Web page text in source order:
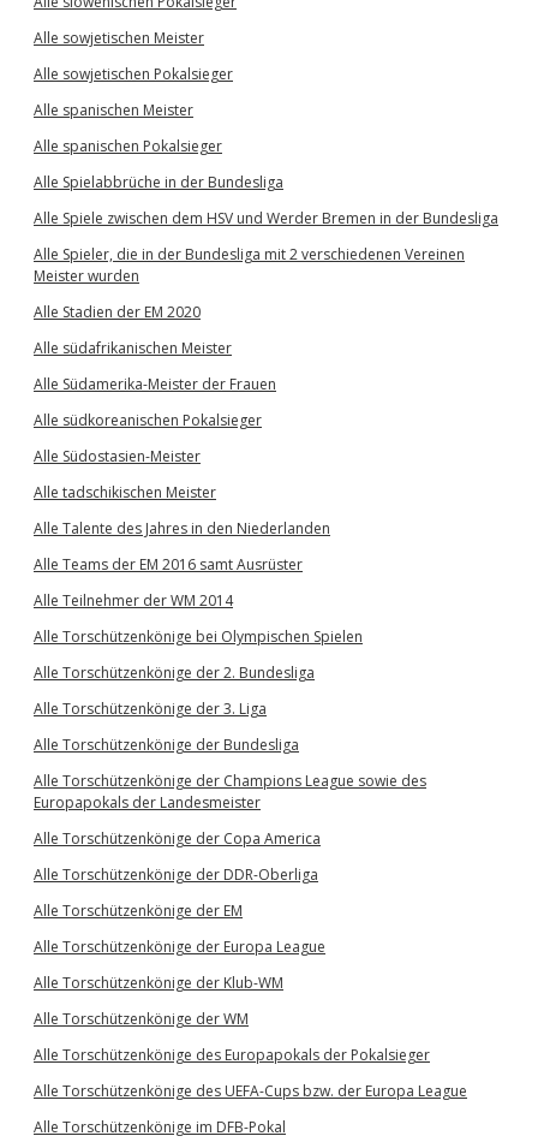
Alle sowjetischen Meister
Alle sowjetischen Pokalsieger
Alle spanischen Meister
Alle spanischen Pokalsieger
Alle Spielabbrüche in der Bundesliga
Alle Spiele zwischen dem HSV und Werder Bremen in der Bundesliga
Alle Spieler, die in der Bundesliga mit 2 verschiedenen Vereinen
Meister wurden
Alle Stadien der EM 2020
Alle südafrikanischen Meister
Alle Südamerika-Meister der Frauen
Alle südkoreanischen Pokalsieger
Alle Südostasien-Meister
Alle tadschikischen Meister
Alle Talente des Jahres in den Niederlanden
Alle Teams der EM 2016 samt Ausrüster
Alle Teilnehmer der WM 2014
Alle Torschützenkönige bei Olympischen Spielen
Alle Torschützenkönige der 2. Bundesliga
Alle Torschützenkönige der 3. Liga
Alle Torschützenkönige der Bundesliga
Alle Torschützenkönige der Champions League sowie des
Europapokals der Landesmeister
Alle Torschützenkönige der Copa America
Alle Torschützenkönige der DDR-Oberliga
Alle Torschützenkönige der EM
Alle Torschützenkönige der Europa League
Alle Torschützenkönige der Klub-WM
Alle Torschützenkönige der WM
Alle Torschützenkönige des Europapokals der Pokalsieger
Alle Torschützenkönige des UEFA-Cups bzw. der Europa League
Alle Torschützenkönige im DFB-Pokal